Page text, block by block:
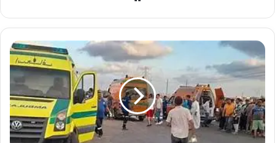
مصرع
سيدة
إثر
دهس
في
مدينة
6